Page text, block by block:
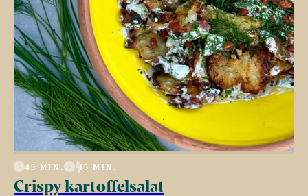
45 MIN. 15 MIN.
Crispy kartoffelsalat